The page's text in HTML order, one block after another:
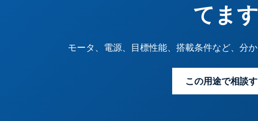
てます
モータ、電源、目標性能、搭載条件など、分
この用途で相談